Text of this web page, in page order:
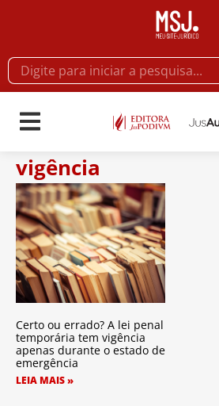
vigência
Certo ou errado? A lei penal
temporária tem vigência
apenas durante o estado de
emergência
LEIA MAIS »